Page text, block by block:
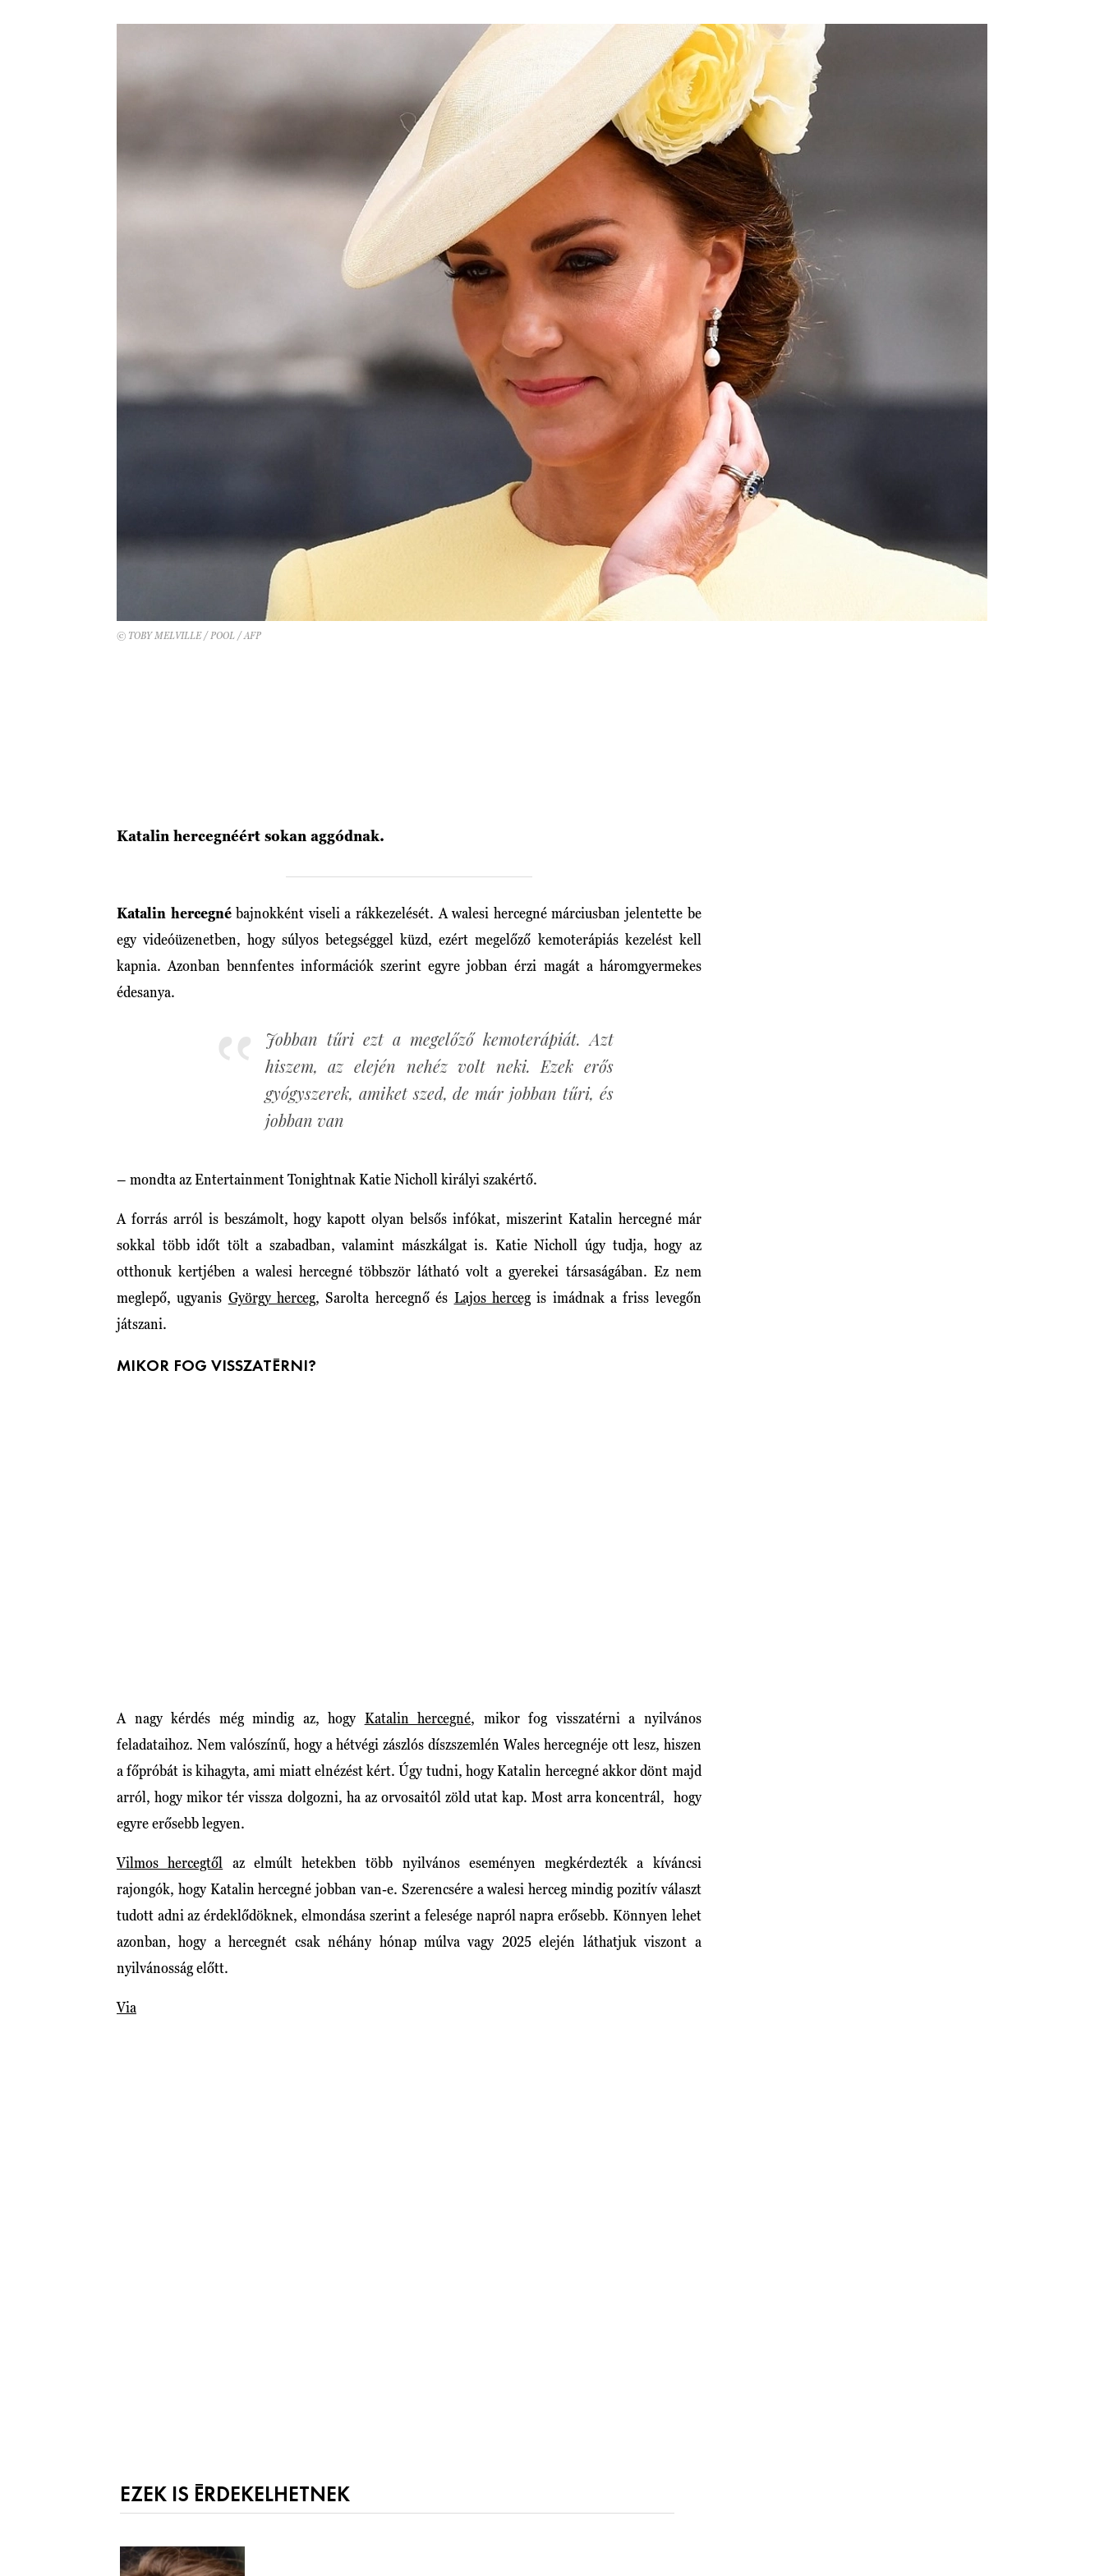
© TOBY MELVILLE / POOL / AFP
Katalin hercegnéért sokan aggódnak.
Katalin hercegnébajnokként viseli a rákkezelését. A walesi hercegné márciusban jelentette be
egy videóüzenetben, hogy súlyos betegséggel küzd, ezért megelőző kemoterápiás kezelést kell
kapnia. Azonban bennfentes információk szerint egyre jobban érzi magát a háromgyermekes
édesanya.
Jobban tűri ezt a megelőző kemoterápiát. Azt
hiszem, az elején nehéz volt neki. Ezek erős
gyógyszerek, amiket szed, de már jobban tűri, és
jobban van
– mondta az Entertainment Tonightnak Katie Nicholl királyi szakértő.
A forrás arról is beszámolt, hogy kapott olyan belsős infókat, miszerint Katalin hercegné már
sokkal több időt tölt a szabadban, valamint mászkálgat is. Katie Nicholl úgy tudja, hogy az
otthonuk kertjében a walesi hercegné többször látható volt a gyerekei társaságában. Ez nem
meglepő, ugyanis György herceg, Sarolta hercegnő és Lajos hercegis imádnak a friss levegőn
játszani.
MIKOR FOG VISSZATÉRNI?
A nagy kérdés még mindig az, hogy Katalin hercegné, mikor fog visszatérni a nyilvános
feladataihoz. Nem valószínű, hogy a hétvégi zászlós díszszemlén Wales hercegnéje ott lesz, hiszen
a főpróbát is kihagyta, ami miatt elnézést kért. Úgy tudni, hogy Katalin hercegné akkor dönt majd
arról, hogy mikor tér vissza dolgozni, ha az orvosaitól zöld utat kap. Most arra koncentrál, hogy
egyre erősebb legyen.
Vilmos hercegtől
az elmúlt hetekben több nyilvános eseményen megkérdezték a kíváncsi
rajongók, hogy Katalin hercegné jobban van-e. Szerencsére a walesi herceg mindig pozitív választ
tudott adni az érdeklődöknek, elmondása szerint a felesége napról napra erősebb. Könnyen lehet
azonban, hogy a hercegnét csak néhány hónap múlva vagy 2025 elején láthatjuk viszont a
nyilvánosság előtt.
Via
EZEK IS ÉRDEKELHETNEK